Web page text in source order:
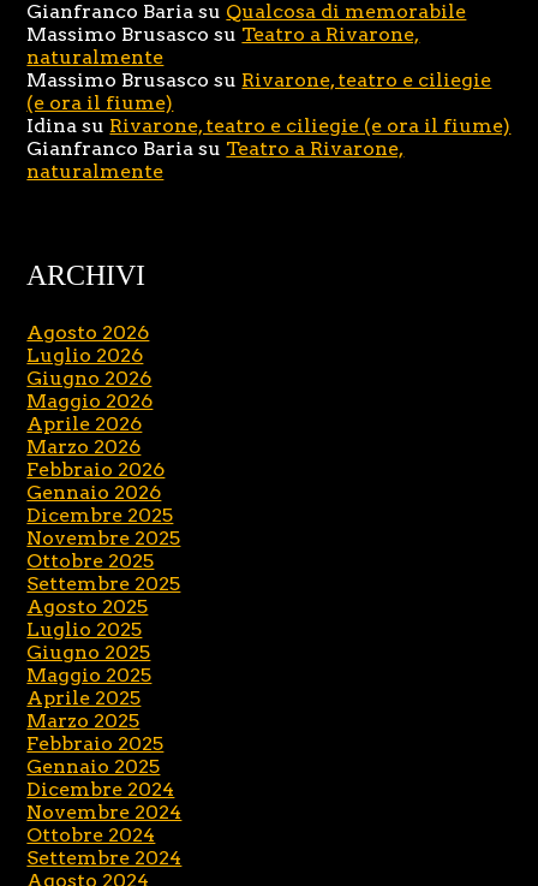
Gianfranco Baria su Qualcosa di memorabile
Massimo Brusasco su Teatro a Rivarone,
naturalmente
Massimo Brusasco su Rivarone, teatro e ciliegie
(e ora il fiume)
Idina su Rivarone, teatro e ciliegie (e ora il fiume)
Gianfranco Baria su Teatro a Rivarone,
naturalmente
ARCHIVI
Agosto 2026
Luglio 2026
Giugno 2026
Maggio 2026
Aprile 2026
Marzo 2026
Febbraio 2026
Gennaio 2026
Dicembre 2025
Novembre 2025
Ottobre 2025
Settembre 2025
Agosto 2025
Luglio 2025
Giugno 2025
Maggio 2025
Aprile 2025
Marzo 2025
Febbraio 2025
Gennaio 2025
Dicembre 2024
Novembre 2024
Ottobre 2024
Settembre 2024
Agosto 2024